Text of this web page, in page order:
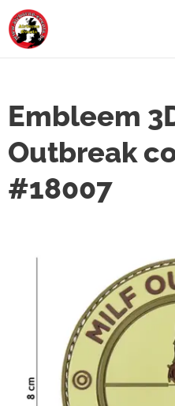
Embleem
Outbreak
#18007